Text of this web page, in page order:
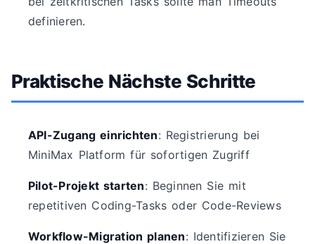
definieren.
Praktische Nächste Schritte
API-Zugang einrichten: Registrierung bei
MiniMax Platform für sofortigen Zugriff
Pilot-Projekt starten: Beginnen Sie mit
repetitiven Coding-Tasks oder Code-Reviews
Workflow-Migration planen: Identifizieren Sie